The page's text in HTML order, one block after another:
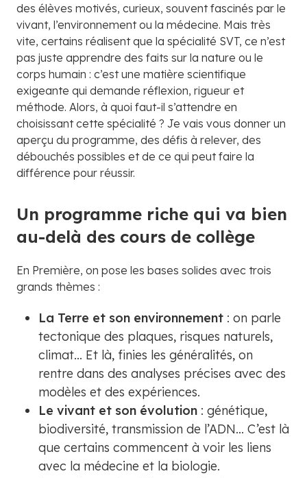
des élèves motivés, curieux, souvent fascinés par le
vivant, l’environnement ou la médecine. Mais très
vite, certains réalisent que la spécialité SVT, ce n’est
pas juste apprendre des faits sur la nature ou le
corps humain : c’est une matière scientifique
exigeante qui demande réflexion, rigueur et
méthode. Alors, à quoi faut-il s’attendre en
choisissant cette spécialité ? Je vais vous donner un
aperçu du programme, des défis à relever, des
débouchés possibles et de ce qui peut faire la
différence pour réussir.
Un programme riche qui va bien
au-delà des cours de collège
En Première, on pose les bases solides avec trois
grands thèmes :
La Terre et son environnement : on parle
tectonique des plaques, risques naturels,
climat... Et là, finies les généralités, on
rentre dans des analyses précises avec des
modèles et des expériences.
Le vivant et son évolution : génétique,
biodiversité, transmission de l’ADN... C’est là
que certains commencent à voir les liens
avec la médecine et la biologie.